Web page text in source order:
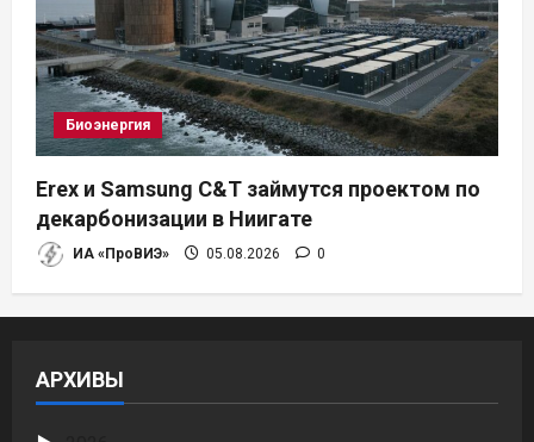
Биоэнергия
Erex и Samsung C&T займутся проектом по
декарбонизации в Ниигате
ИА «ПроВИЭ» 05.08.2026 0
АРХИВЫ